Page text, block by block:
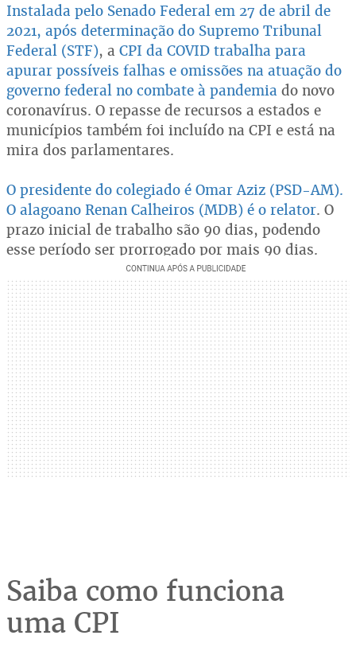
Instalada pelo Senado Federal em 27 de abril de
2021, após determinação do Supremo Tribunal
Federal (STF), a CPI da COVID trabalha para
apurar possíveis falhas e omissões na atuação do
governo federal no combate à pandemia do novo
coronavírus. O repasse de recursos a estados e
municípios também foi incluído na CPI e está na
mira dos parlamentares.
O presidente do colegiado é Omar Aziz (PSD-AM).
O alagoano Renan Calheiros (MDB) é o relator. O
prazo inicial de trabalho são 90 dias, podendo
esse período ser prorrogado por mais 90 dias.
Saiba como funciona
uma CPI